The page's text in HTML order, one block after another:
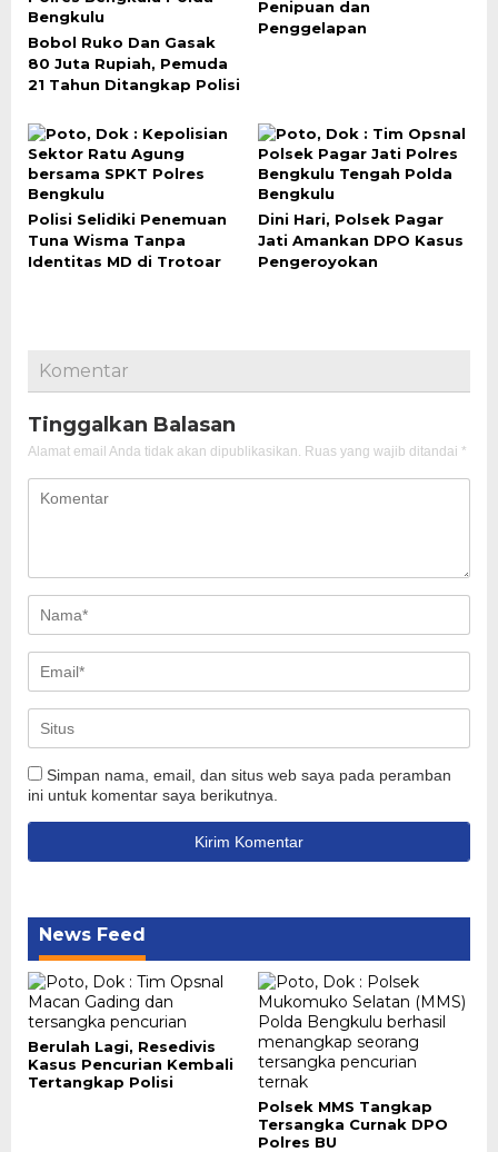
Bobol Ruko Dan Gasak
80 Juta Rupiah, Pemuda
21 Tahun Ditangkap Polisi
Penipuan dan
Penggelapan
Polisi Selidiki Penemuan
Tuna Wisma Tanpa
Identitas MD di Trotoar
Dini Hari, Polsek Pagar
Jati Amankan DPO Kasus
Pengeroyokan
Komentar
Tinggalkan Balasan
Alamat email Anda tidak akan dipublikasikan. Ruas yang wajib ditandai *
Simpan nama, email, dan situs web saya pada peramban
ini untuk komentar saya berikutnya.
News Feed
Berulah Lagi, Resedivis
Kasus Pencurian Kembali
Tertangkap Polisi
Polsek MMS Tangkap
Tersangka Curnak DPO
Polres BU